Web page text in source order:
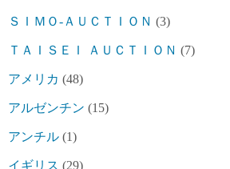
ＳＩＭＯ-ＡＵＣＴＩＯＮ (3)
ＴＡＩＳＥＩ ＡＵＣＴＩＯＮ (7)
アメリカ (48)
アルゼンチン (15)
アンチル (1)
イギリス (29)